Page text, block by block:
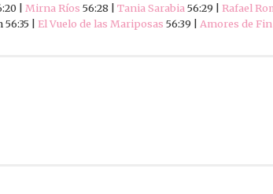
| Mirna Ríos 56:28 | Tania Sarabia56:29 | Rafael
| El Vuelo de las Mariposas 56:39 | Amores de